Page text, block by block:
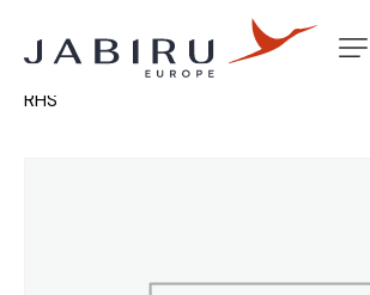
Accueil Non classé
RHS